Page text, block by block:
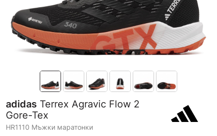
adidas Terrex Agravic Flow 2
Gore-Tex
HR1110 Мъжки маратонки